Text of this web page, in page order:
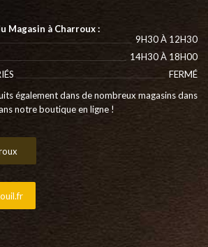
Magasin à Charroux :
9H30 À 12H30
14H30 À 18H00
FERMÉ
également dans de nombreux magasins dans
notre boutique en ligne !